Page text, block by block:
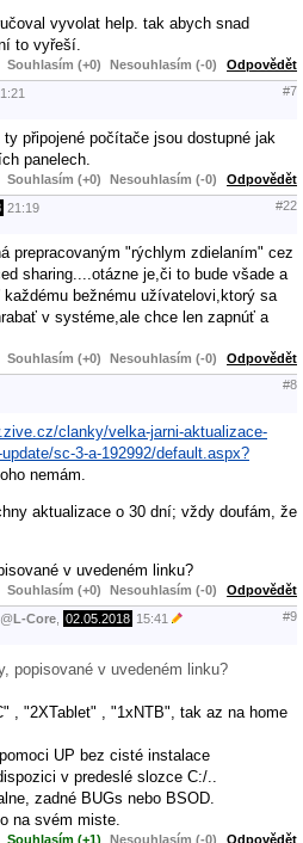
vyvolat help. tak abych snad
to vyřeší.
Souhlasím (+0) Nesouhlasím (-0) Odpovědět
#7
připojené počítače jsou dostupné jak
panelech.
Souhlasím (+0) Nesouhlasím (-0) Odpovědět
21:19 #22
prepracovaným "rýchlym zdielaním" cez
sharing....otázne je,či to bude všade a
bežnému užívatelovi,ktorý sa
v systéme,ale chce len zapnúť a
Souhlasím (+0) Nesouhlasím (-0) Odpovědět
#8
clanky/velka-jarni-aktualizace-
sc-3-a-192992/default.aspx?
nemám.
aktualizace o 30 dní; vždy doufám, že
v uvedeném linku?
Souhlasím (+0) Nesouhlasím (-0) Odpovědět
@L-Core 02.05.2018 15:41 #9
popisované v uvedeném linku?
, "2XTablet" , "1xNTB", tak az na home
UP bez cisté instalace
v predeslé slozce C:/..
zadné BUGs nebo BSOD.
na svém miste.
Souhlasím (+1) Nesouhlasím (-0) Odpovědět